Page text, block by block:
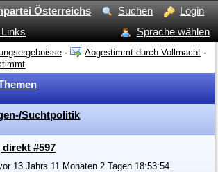
Österreichs Suchen
Login
Sprache wählen
· Abgestimmt durch Vollmacht ·
Suchtpolitik
#597
13 Jahrs 11 Monaten 2 Tagen 18:53:54